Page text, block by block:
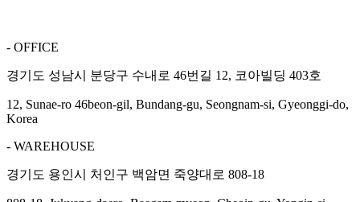
- OFFICE
경기도 성남시 분당구 수내로 46번길 12, 코아빌딩 403호
12, Sunae-ro 46beon-gil, Bundang-gu, Seongnam-si, Gyeonggi-do,
Korea
- WAREHOUSE
경기도 용인시 처인구 백암면 죽양대로 808-18